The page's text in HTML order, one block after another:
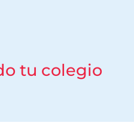
tu colegio